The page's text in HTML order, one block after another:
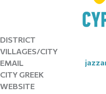
DISTRICT
VILLAGES/CITY
EMAIL
CITY GREEK
WEBSITE